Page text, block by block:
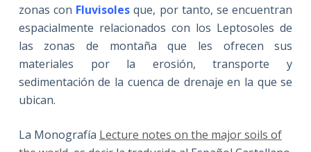
zonas con Fluvisoles que, por tanto, se encuentran
espacialmente relacionados con los Leptosoles de
las zonas de montaña que les ofrecen sus
materiales por la erosión, transporte y
sedimentación de la cuenca de drenaje en la que se
ubican.
La Monografía Lecture notes on the major soils of